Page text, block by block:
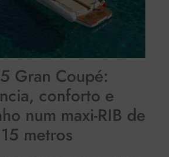
Gran Coupé:
conforto e
num maxi-RIB de
15 metros